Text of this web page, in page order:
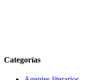
Categorías